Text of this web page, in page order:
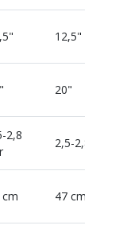
12,5"
20"
2,8
2,5-2,8 bar
cm 47 cm